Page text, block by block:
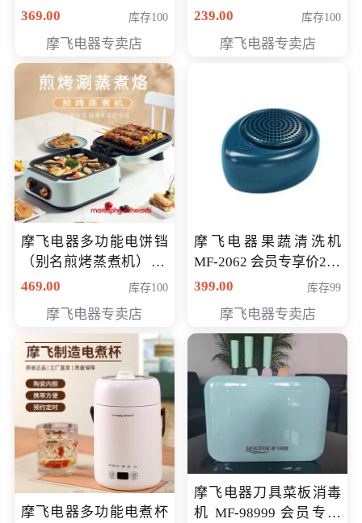
元
369.00 库存100
摩飞电器专卖店
239.00
库存100
摩飞电器专卖店
摩飞电器多功能电饼铛
（别名煎烤蒸煮机） 型
号MF-8888B 会员专享
469.00 库存100
摩飞电器专卖店
摩飞电器果蔬清洗机
MF-2062 会员专享价268
元
399.00 库存99
摩飞电器专卖店
摩飞电器多功能电煮杯
摩飞电器刀具菜板消毒
机 MF-98999 会员专享